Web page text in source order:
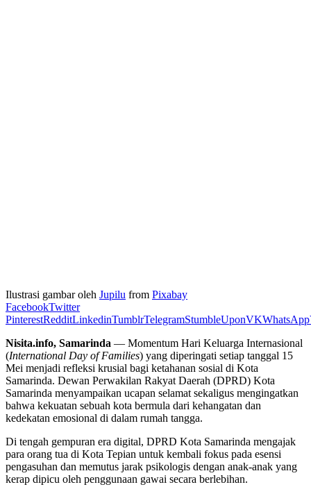
Ilustrasi gambar oleh Jupilu from Pixabay
FacebookTwitter
PinterestRedditLinkedinTumblrTelegramStumbleUponVKWhatsApp
Nisita.info, Samarinda — Momentum Hari Keluarga Internasional
(International Day of Families) yang diperingati setiap tanggal 15
Mei menjadi refleksi krusial bagi ketahanan sosial di Kota
Samarinda. Dewan Perwakilan Rakyat Daerah (DPRD) Kota
Samarinda menyampaikan ucapan selamat sekaligus mengingatkan
bahwa kekuatan sebuah kota bermula dari kehangatan dan
kedekatan emosional di dalam rumah tangga.
Di tengah gempuran era digital, DPRD Kota Samarinda mengajak
para orang tua di Kota Tepian untuk kembali fokus pada esensi
pengasuhan dan memutus jarak psikologis dengan anak-anak yang
kerap dipicu oleh penggunaan gawai secara berlebihan.